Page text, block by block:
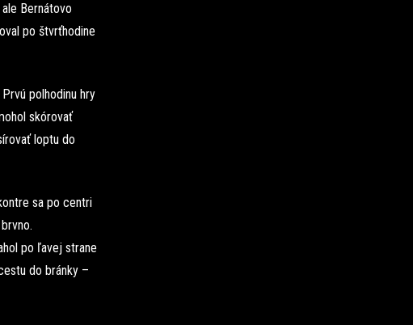
Bernátovo
po štvrťhodine
polhodinu hry
skórovať
loptu do
sa po centri
po ľavej strane
do bránky –